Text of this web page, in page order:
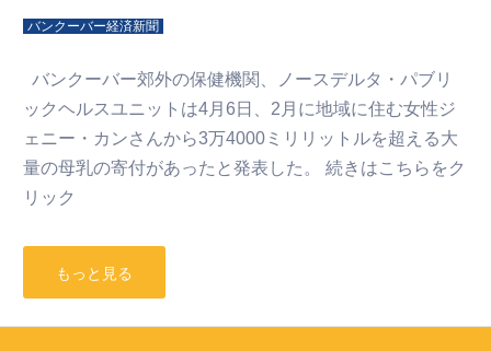
バンクーバー経済新聞
バンクーバー郊外の保健機関、ノースデルタ・パブリ
ックヘルスユニットは4月6日、2月に地域に住む女性ジ
ェニー・カンさんから3万4000ミリリットルを超える大
量の母乳の寄付があったと発表した。 続きはこちらをク
リック
もっと見る